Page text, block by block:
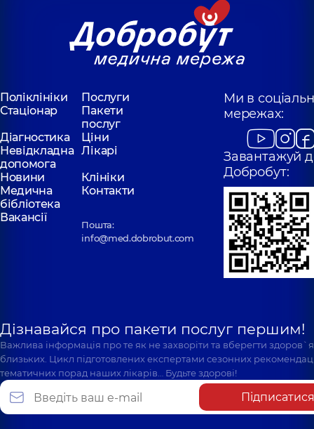
Поліклініки
Послуги
Стаціонар
Пакети
послуг
Діагностика
Ціни
Невідкладна
допомога
Лікарі
Новини
Клініки
Медична
бібліотека
Контакти
Вакансії
Пошта:
info@med.dobrobut.com
Ми в
мережах:
Завантажуй
Добробут:
Дізнавайся про пакети послуг першим!
Важлива інформація про те як не захворіти та вберегти
близьких. Цикл підготовлених експертами сезонних
тематичних порад наших лікарів… Будьте здорові!
Підписатися